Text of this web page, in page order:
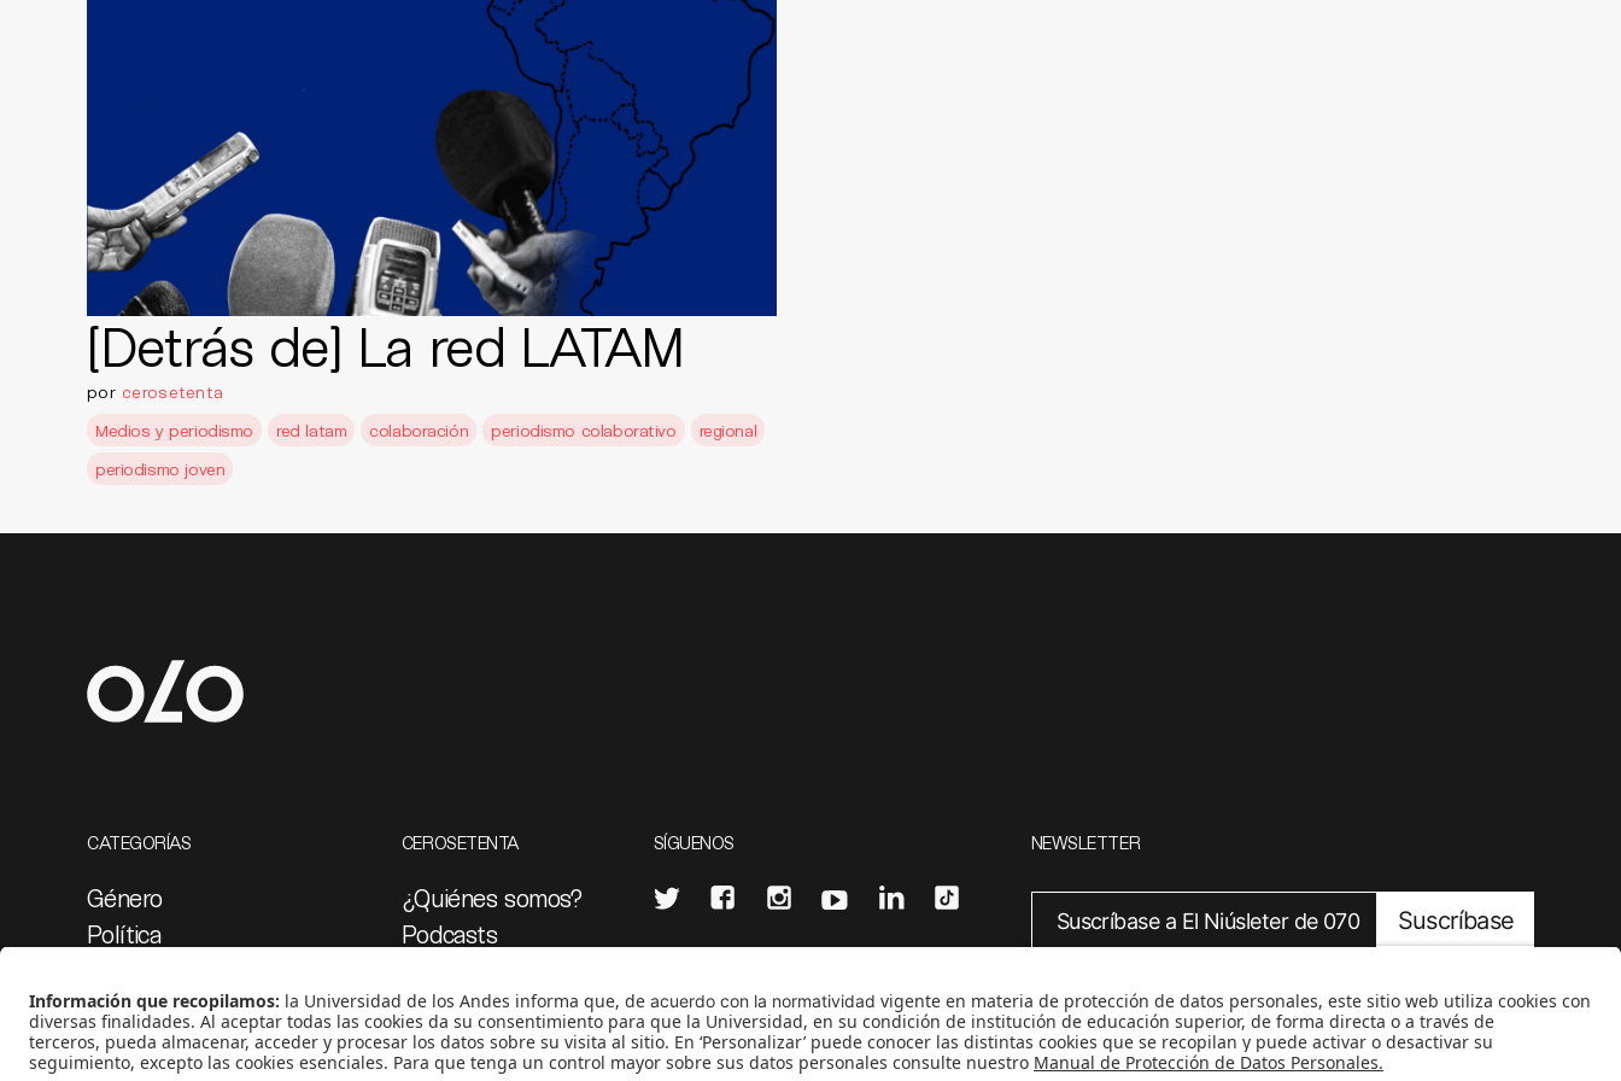
[Detrás de] La red LATAM
por cerosetenta
Medios y periodismo
red latam colaboración periodismo colaborativo
regional
periodismo joven
CATEGORÍAS
Género
Política
Medio ambiente
Medios y periodismo
CEROSETENTA
¿Quiénes somos?
Podcasts
Proyectos 070
SÍGUENOS
CONTÁCTANOS
cerosetenta@uniandes.edu.co
NEWSLETTER
Suscríbase